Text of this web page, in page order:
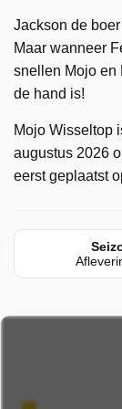
Jackson de
Maar wanneer
snellen Mojo en
de hand is!
Mojo Wisseltop
augustus 2026
eerst geplaatst